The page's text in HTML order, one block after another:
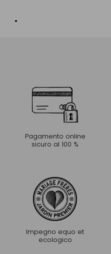
Pagamento online
sicuro al 100 %
Impegno equo et
ecologico